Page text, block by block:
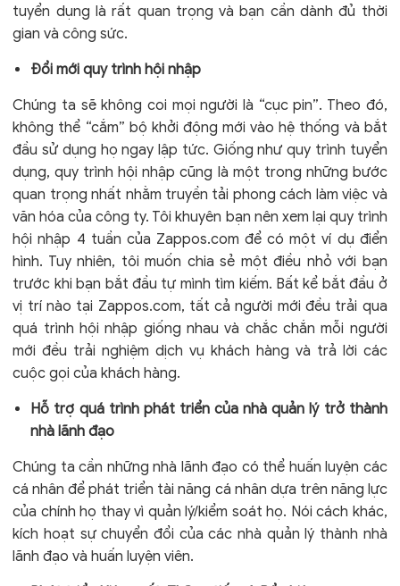
tuyển dụng là rất quan trọng và bạn cần dành đủ thời
gian và công sức.
Đổi mới quy trình hội nhập
Chúng ta sẽ không coi mọi người là “cục pin”. Theo đó,
không thể “cắm” bộ khởi động mới vào hệ thống và bắt
đầu sử dụng họ ngay lập tức. Giống như quy trình tuyển
dụng, quy trình hội nhập cũng là một trong những bước
quan trọng nhất nhằm truyền tải phong cách làm việc và
văn hóa của công ty. Tôi khuyên bạn nên xem lại quy trình
hội nhập 4 tuần của Zappos.com để có một ví dụ điển
hình. Tuy nhiên, tôi muốn chia sẻ một điều nhỏ với bạn
trước khi bạn bắt đầu tự mình tìm kiếm. Bất kể bắt đầu ở
vị trí nào tại Zappos.com, tất cả người mới đều trải qua
quá trình hội nhập giống nhau và chắc chắn mỗi người
mới đều trải nghiệm dịch vụ khách hàng và trả lời các
cuộc gọi của khách hàng.
Hỗ trợ quá trình phát triển của nhà quản lý trở thành
nhà lãnh đạo
Chúng ta cần những nhà lãnh đạo có thể huấn luyện các
cá nhân để phát triển tài năng cá nhân dựa trên năng lực
của chính họ thay vì quản lý/kiểm soát họ. Nói cách khác,
kích hoạt sự chuyển đổi của các nhà quản lý thành nhà
lãnh đạo và huấn luyện viên.